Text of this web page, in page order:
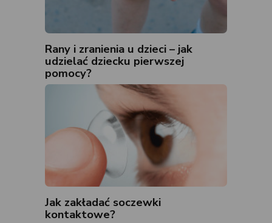
Rany i zranienia u dzieci – jak
udzielać dziecku pierwszej
pomocy?
Jak zakładać soczewki
kontaktowe?